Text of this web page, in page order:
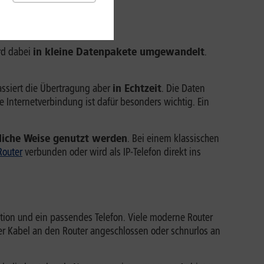
dabei in kleine Datenpakete umgewandelt.
die Übertragung aber in Echtzeit. Die Daten
Internetverbindung ist dafür besonders wichtig. Ein
Weise genutzt werden. Bei einem klassischen
verbunden oder wird als IP-Telefon direkt ins
und ein passendes Telefon. Viele moderne Router
an den Router angeschlossen oder schnurlos an